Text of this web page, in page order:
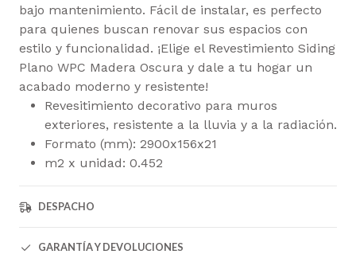
bajo mantenimiento. Fácil de instalar, es perfecto
para quienes buscan renovar sus espacios con
estilo y funcionalidad. ¡Elige el Revestimiento Siding
Plano WPC Madera Oscura y dale a tu hogar un
acabado moderno y resistente!
Revesitimiento decorativo para muros
exteriores, resistente a la lluvia y a la radiación.
Formato (mm): 2900x156x21
m2 x unidad: 0.452
DESPACHO
GARANTÍA Y DEVOLUCIONES